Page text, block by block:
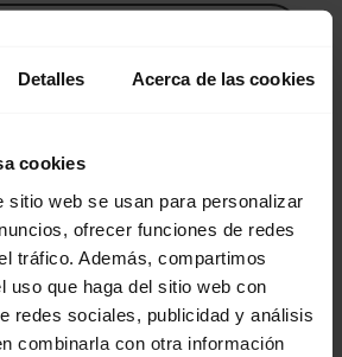
Detalles Acerca de las cookies
cookies
sitio web se usan para personalizar
ofrecer funciones de redes
tráfico. Además, compartimos
uso que haga del sitio web con
redes sociales, publicidad y análisis
combinarla con otra información
Bluetooth
más frecuentes